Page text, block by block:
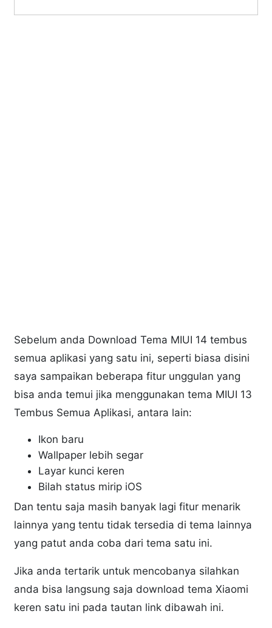
Sebelum anda Download Tema MIUI 14 tembus
semua aplikasi yang satu ini, seperti biasa disini
saya sampaikan beberapa fitur unggulan yang
bisa anda temui jika menggunakan tema MIUI 13
Tembus Semua Aplikasi, antara lain:
Ikon baru
Wallpaper lebih segar
Layar kunci keren
Bilah status mirip iOS
Dan tentu saja masih banyak lagi fitur menarik
lainnya yang tentu tidak tersedia di tema lainnya
yang patut anda coba dari tema satu ini.
Jika anda tertarik untuk mencobanya silahkan
anda bisa langsung saja download tema Xiaomi
keren satu ini pada tautan link dibawah ini.